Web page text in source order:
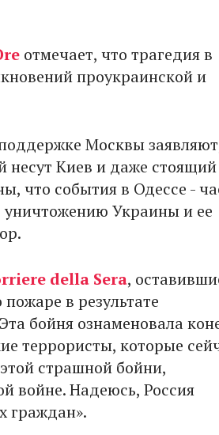
отмечает, что трагедия в
проукраинской и
Москвы
несут Киев и даже стоящий
что события в Одессе -
Украины и ее
della Sera,
в результате
бойня ознаменовала
террористы, которые
страшной бойни,
войне. Надеюсь, Россия
граждан».